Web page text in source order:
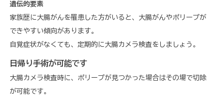
遺伝的要素
家族歴に大腸がんを罹患した方がいると、大腸がんやポリープが
できやすい傾向があります。
自覚症状がなくても、定期的に大腸カメラ検査をしましょう。
日帰り手術が可能です
大腸カメラ検査時に、ポリープが見つかった場合はその場で切除
が可能です。